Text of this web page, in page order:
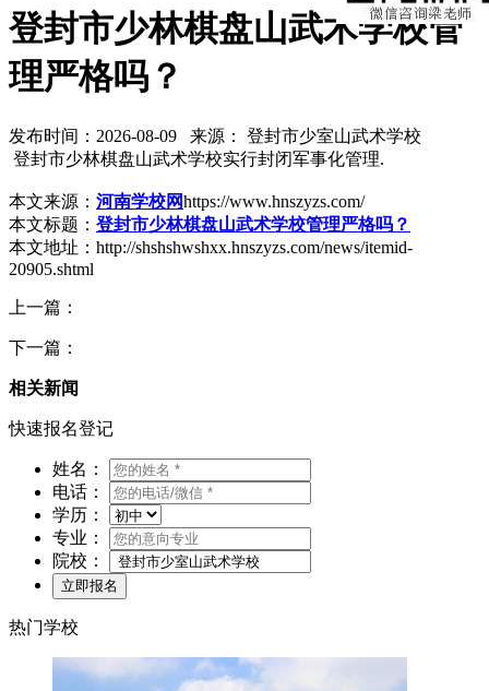
登封市少林棋盘山武术学校管
理严格吗？
发布时间：2026-08-09 来源： 登封市少室山武术学校
登封市少林棋盘山武术学校实行封闭军事化管理.
本文来源： 河南学校网https://www.hnszyzs.com/
本文标题： 登封市少林棋盘山武术学校管理严格吗？
本文地址：http://shshshwshxx.hnszyzs.com/news/itemid-
20905.shtml
上一篇：
下一篇：
相关新闻
快速报名登记
姓名：
电话：
学历：
专业：
院校：
热门学校